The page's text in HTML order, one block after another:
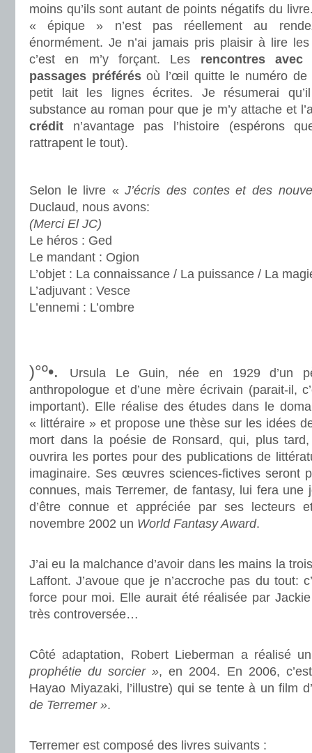
moins qu’ils sont autant de points négatifs du
« épique » n’est pas réellement au
énormément. Je n’ai jamais pris plaisir à lire
c’est en m’y forçant. Les rencontres avec
passages préférésoù l’œil quitte le numéro de
petit lait les lignes écrites. Je résumerai
substance au roman pour que je m’y attache et
crédit n’avantage pas l’histoire (espérons
rattrapent le tout).
Selon le livre «J’écris des contes et des
Duclaud, nous avons:
(Merci El JC)
Le héros : Ged
Le mandant : Ogion
L’objet : La connaissance / La puissance / La
L’adjuvant : Vesce
L’ennemi : L’ombre
)°º•.
Ursula Le Guin, née en 1929 d’un
anthropologue et d’une mère écrivain (parait-il,
important). Elle réalise des études dans le
« littéraire » et propose une thèse sur les idées
mort dans la poésie de Ronsard, qui, plus
ouvrira les portes pour des publications de
imaginaire. Ses œuvres sciences-fictives seront
connues, mais Terremer, de fantasy, lui fera une
d’être connue et appréciée par ses lecteurs
novembre 2002 un World Fantasy Award.
J’ai eu la malchance d’avoir dans les mains la
Laffont. J’avoue que je n’accroche pas du tout:
force pour moi. Elle aurait été réalisée par
très controversée…
Côté adaptation, Robert Lieberman a réalisé
prophétie du sorcier », en 2004. En 2006,
Hayao Miyazaki, l’illustre) qui se tente à un film
de Terremer ».
Terremer est composé des livres suivants :